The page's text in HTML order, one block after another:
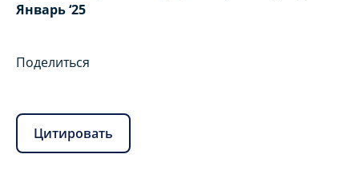
Январь ‘25
Поделиться
Цитировать